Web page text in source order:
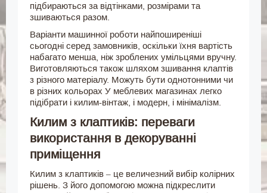
підбираються за відтінками, розмірами та
зшиваються разом.
Варіанти машинної роботи найпоширеніші
сьогодні серед замовників, оскільки їхня вартість
набагато менша, ніж зроблених умільцями вручну.
Виготовляються також шляхом зшивання клаптів
з різного матеріалу. Можуть бути однотонними чи
в різних кольорах У меблевих магазинах легко
підібрати і килим-вінтаж, і модерн, і мінімалізм.
Килим з клаптиків: переваги
використання в декоруванні
приміщення
Килим з клаптиків – це величезний вибір колірних
рішень. З його допомогою можна підкреслити